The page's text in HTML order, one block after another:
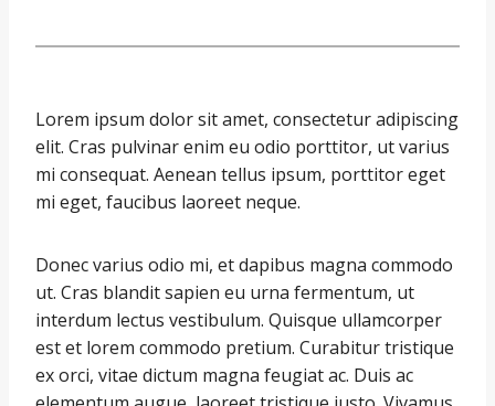
Lorem ipsum dolor sit amet, consectetur adipiscing
elit. Cras pulvinar enim eu odio porttitor, ut varius
mi consequat. Aenean tellus ipsum, porttitor eget
mi eget, faucibus laoreet neque.
Donec varius odio mi, et dapibus magna commodo
ut. Cras blandit sapien eu urna fermentum, ut
interdum lectus vestibulum. Quisque ullamcorper
est et lorem commodo pretium. Curabitur tristique
ex orci, vitae dictum magna feugiat ac. Duis ac